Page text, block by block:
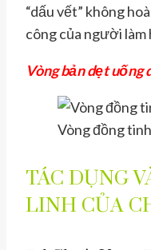
“dấu vết” không
công của người làm
Vòng bản dẹt uống
Vòng đồng
TÁC DỤNG
LINH CỦA